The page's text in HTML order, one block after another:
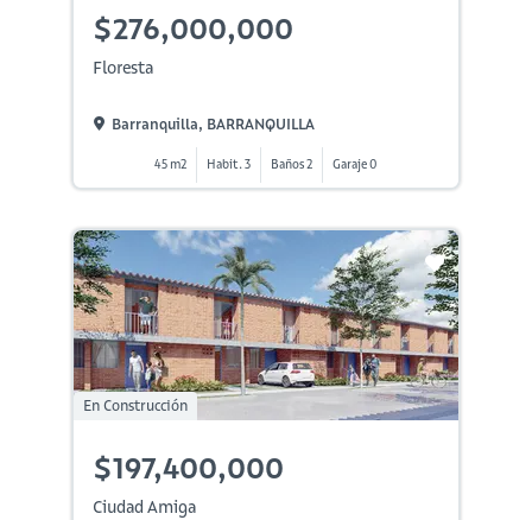
$276,000,000
Floresta
Barranquilla, BARRANQUILLA
45 m2 Habit. 3 Baños 2 Garaje 0
En Construcción
$197,400,000
Ciudad Amiga